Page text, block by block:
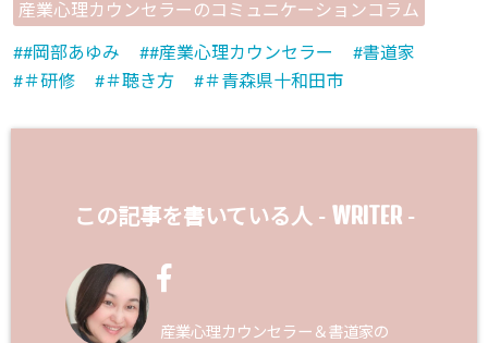
産業心理カウンセラーのコミュニケーションコラム
#岡部あゆみ #産業心理カウンセラー
書道家
＃研修
＃聴き方 ＃青森県十和田市
この記事を書いている人 - WRITER-
産業心理カウンセラー＆書道家の